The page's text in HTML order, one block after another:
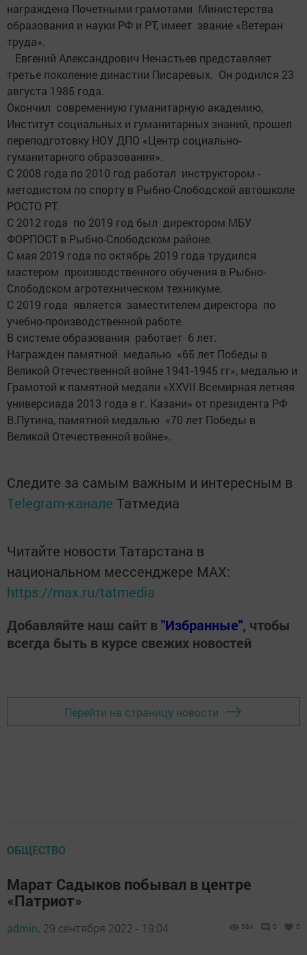
награждена Почетными грамотами Министерства
образования и науки РФ и РТ, имеет звание «Ветеран
труда».
Евгений Александрович Ненастьев представляет
третье поколение династии Писаревых. Он родился 23
августа 1985 года.
Окончил современную гуманитарную академию,
Институт социальных и гуманитарных знаний, прошел
переподготовку НОУ ДПО «Центр социально-
гуманитарного образования».
С 2008 года по 2010 год работал инструктором -
методистом по спорту в Рыбно-Слободской автошколе
РОСТО РТ.
С 2012 года по 2019 год был директором МБУ
ФОРПОСТ в Рыбно-Слободском районе.
С мая 2019 года по октябрь 2019 года трудился
мастером производственного обучения в Рыбно-
Слободском агротехническом техникуме.
С 2019 года является заместителем директора по
учебно-производственной работе.
В системе образования работает 6 лет.
Награжден памятной медалью «65 лет Победы в
Великой Отечественной войне 1941-1945 гг», медалью и
Грамотой к памятной медали «XXVII Всемирная летняя
универсиада 2013 года в г. Казани» от президента РФ
В.Путина, памятной медалью «70 лет Победы в
Великой Отечественной войне».
Следите за самым важным и интересным в
Telegram-канале Татмедиа
Читайте новости Татарстана в
национальном мессенджере MАХ:
https://max.ru/tatmedia
Добавляйте наш сайт в"Избранные", чтобы
всегда быть в курсе свежих новостей
Перейти на страницу новости
ОБЩЕСТВО
Марат Садыков побывал в центре
«Патриот»
admin, 29 сентября 2022 - 19:04 584 0 0